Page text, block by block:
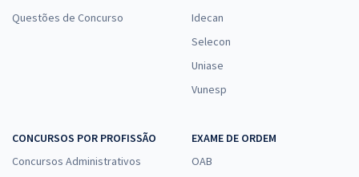
à vista
R$24,59
Economize R$ 73,78 (-20%)
Comprar
Questões de Concurso
Idecan
Selecon
Uniase
Vunesp
CONCURSOS POR PROFISSÃO
Concursos Administrativos
EXAME DE ORDEM
OAB